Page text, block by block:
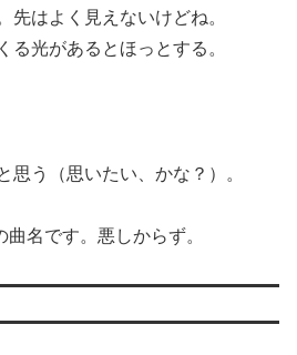
先はよく見えないけどね。
る光があるとほっとする。
思う（思いたい、かな？）。
名です。悪しからず。